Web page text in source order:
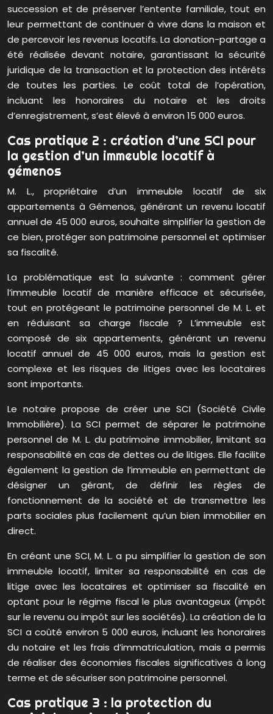
succession et de préserver l’entente familiale, tout en
leur permettant de continuer à vivre dans la maison et
de percevoir les revenus locatifs. La donation-partage a
été réalisée devant notaire, garantissant la sécurité
juridique de la transaction et la protection des intérêts
de toutes les parties. Le coût total de l’opération,
incluant les honoraires du notaire et les droits
d’enregistrement, s’est élevé à environ 15 000 euros.
Cas pratique 2 : création d’une SCI pour
la gestion d’un immeuble locatif à
gémenos
M. L., propriétaire d’un immeuble locatif de six
appartements à Gémenos, générant un revenu locatif
annuel de 45 000 euros, souhaite simplifier la gestion de
ce bien, protéger son patrimoine personnel et optimiser
sa fiscalité.
La problématique est la suivante : comment gérer
l’immeuble locatif de manière efficace et sécurisée,
tout en protégeant le patrimoine personnel de M. L. et
en réduisant sa charge fiscale ? L’immeuble est
composé de six appartements, générant un revenu
locatif annuel de 45 000 euros, mais la gestion est
complexe et les risques de litiges avec les locataires
sont importants.
Le notaire propose de créer une SCI (Société Civile
Immobilière). La SCI permet de séparer le patrimoine
personnel de M. L. du patrimoine immobilier, limitant sa
responsabilité en cas de dettes ou de litiges. Elle facilite
également la gestion de l’immeuble en permettant de
désigner un gérant, de définir les règles de
fonctionnement de la société et de transmettre les
parts sociales plus facilement qu’un bien immobilier en
direct.
En créant une SCI, M. L. a pu simplifier la gestion de son
immeuble locatif, limiter sa responsabilité en cas de
litige avec les locataires et optimiser sa fiscalité en
optant pour le régime fiscal le plus avantageux (impôt
sur le revenu ou impôt sur les sociétés). La création de la
SCI a coûté environ 5 000 euros, incluant les honoraires
du notaire et les frais d’immatriculation, mais a permis
de réaliser des économies fiscales significatives à long
terme et de sécuriser son patrimoine personnel.
Cas pratique 3 : la protection du